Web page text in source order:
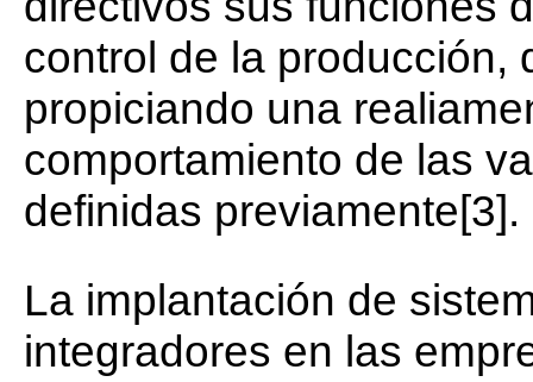
control de la producción,
propiciando una
comportamiento de las
definidas previamente[3].
La implantación de
integradores en las